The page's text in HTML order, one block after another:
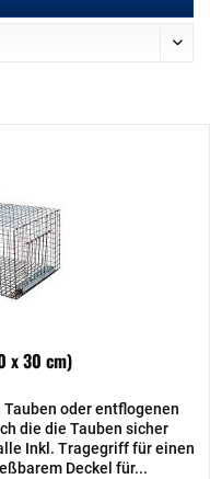
x 30 cm)
oder entflogenen
die die Tauben sicher
Inkl. Tragegriff für einen
Deckel für...